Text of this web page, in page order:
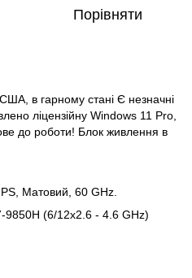
Порівняти
в гарному стані Є незначні
ліцензійну Windows 11 Pro,
до роботи! Блок живлення в
Матовий, 60 GHz.
(6/12x2.6 - 4.6 GHz)